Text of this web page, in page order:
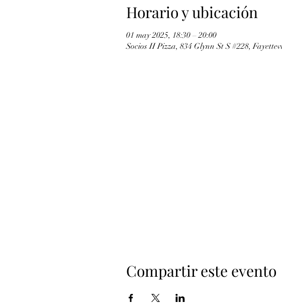
Horario y ubicación
01 may 2025, 18:30 – 20:00
Socios II Pizza, 834 Glynn St S #228,
Compartir este evento